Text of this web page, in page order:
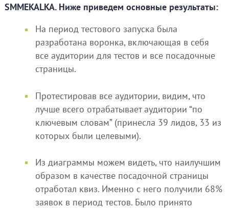
SMMEKALKA. Ниже приведем основные результаты:
На период тестового запуска была
разработана воронка, включающая в себя
все аудитории для тестов и все посадочные
страницы.
Протестировав все аудитории, видим, что
лучше всего отрабатывает аудитории “по
ключевым словам” (принесла 39 лидов, 33 из
которых были целевыми).
Из диаграммы можем видеть, что наилучшим
образом в качестве посадочной страницы
отработал квиз. Именно с него получили 68%
заявок в период тестов. Было принято